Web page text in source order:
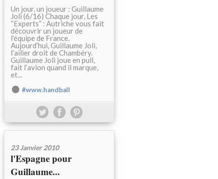
Un jour, un joueur : Guillaume
Joli (6/16) Chaque jour, Les
“Experts” : Autriche vous fait
découvrir un joueur de
l’équipe de France.
Aujourd’hui, Guillaume Joli,
l’ailier droit de Chambéry.
Guillaume Joli joue en pull,
fait l’avion quand il marque,
et...
#www.handball
23 Janvier 2010
l'Espagne pour
Guillaume...